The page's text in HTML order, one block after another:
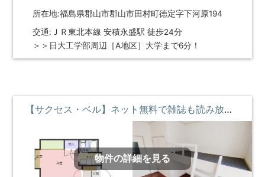
所在地:福島県郡山市郡山市田村町徳定字下河原194
交通:ＪＲ東北本線 安積永盛駅 徒歩24分
＞＞日大工学部周辺［A地区］大学まで6分！
【サクセス・ベル】ネット無料で雑誌も読み放題♪ロフトベッド付 ①階 **即入居募集中**
物件の詳細を見る